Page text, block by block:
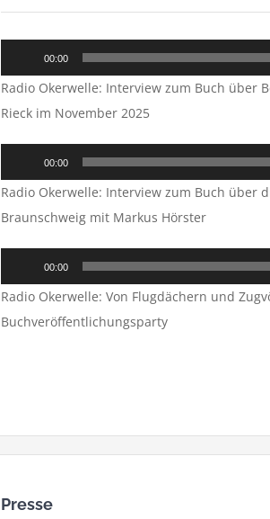
Player
00:00
Radio Okerwelle: Interview zum Buch über
Rieck im November 2025
Player
00:00
Radio Okerwelle: Interview zum Buch über
Braunschweig mit Markus Hörster
Player
00:00
Radio Okerwelle: Von Flugdächern und
Buchveröffentlichungsparty
Presse